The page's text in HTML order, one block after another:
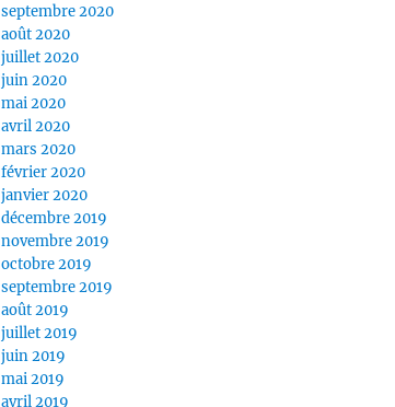
septembre 2020
août 2020
juillet 2020
juin 2020
mai 2020
avril 2020
mars 2020
février 2020
janvier 2020
décembre 2019
novembre 2019
octobre 2019
septembre 2019
août 2019
juillet 2019
juin 2019
mai 2019
avril 2019